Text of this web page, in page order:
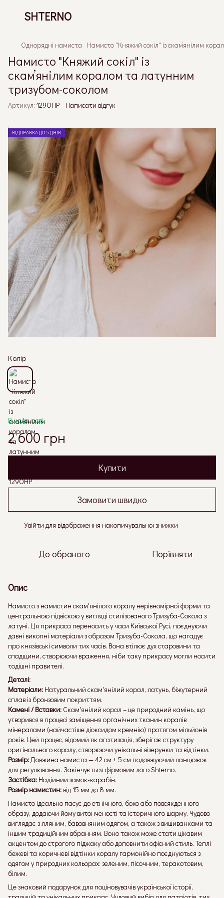
SHTERNO
Однорядні намиста Намисто "Княжий сокіл" із скамʼянілим
Намисто "Княжий сокіл" із
скамʼянілим коралом та латунним
тризубом-соколом
Артикул: 129ОНР Написати відгук
ВІДПРАВКА ДО 5 ДНІВ
Колір
В наявності
2 600 грн
Купити
Замовити швидко
Увійти для відображення накопичувальної знижки
До обраного Порівняти
Опис
Намисто з намистин скам'янілого коралу нерівномірної форми та
центральною підвіскою у вигляді стилізованого Тризуба-Сокола з
латуні. Ця прикраса переносить у часи Київської Русі, поєднуючи
давні викопні матеріали з образом Тризуба-Сокола, що нагадує
про князівські символи тих часів. Вона втілює дух старовини та
спадщини, створюючи враження, ніби таку прикрасу могли носити
тодішні правителі.
Деталі:
Матеріали: Натуральний скам'янілий корал, латунь, біжутерний
сплав із бронзовим покриттям.
Камені / Вставки: Скам'янілий корал – це природний камінь, що
утворився в процесі заміщення органічних тканин коралів
мінералами (найчастіше діоксидом кремнію) протягом мільйонів
років. Цей процес, відомий як агатизація, зберігає структуру
оригінального коралу, створюючи унікальні візерунки та відтінки.
Розмір:Довжина намиста — 42 см + 5 см подовжуючий ланцюжок
для регулювання. Закінчується фірмовим лого Shterno.
Застібка: Надійний замок-карабін.
Розмір намистин: від 15 мм до 8 мм.
Намисто ідеально пасує до етнічного, бохо або повсякденного
образу, додаючи йому витонченості та історичного шарму. Чудово
виглядає з лляним, бавовняним одягом, а також з вишиванками та
іншим традиційним вбранням. Воно також може стати цікавим
акцентом до строгого піджаку або доповнити офісний стиль. Теплі
бежеві та коричневі відтінки коралу гармонійно поєднуються з
одягом у природних кольорах: зеленим, пісочним, теракотовим,
білим.
Це знаковий подарунок для поціновувачів української історії,